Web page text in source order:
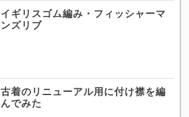
イギリスゴム編み・フィッシャーマ
ンズリブ
古着のリニューアル用に付け襟を編
んでみた